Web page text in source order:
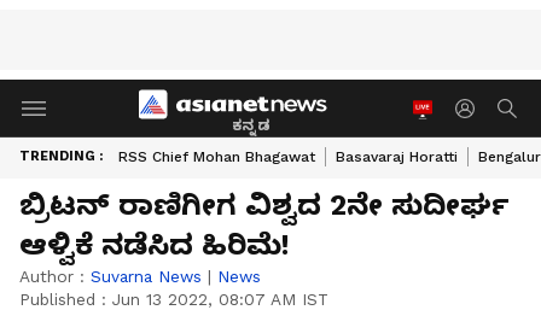
ಕನ್ನಡ
TRENDING : RSS Chief Mohan Bhagawat Basavaraj Horatti
ಬ್ರಿಟನ್‌ ರಾಣಿಗೀಗ ವಿಶ್ವದ 2ನೇ ಸುದೀರ್ಘ
ಆಳ್ವಿಕೆ ನಡೆಸಿದ ಹಿರಿಮೆ!
Author : Suvarna News | News
Published : Jun 13 2022, 08:07 AM IST